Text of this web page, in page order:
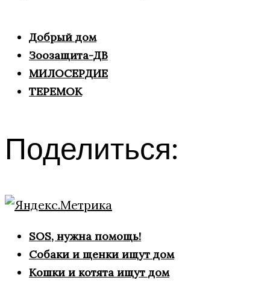
Добрый дом
Зоозащита-ДВ
МИЛОСЕРДИЕ
ТЕРЕМОК
Поделиться:
SOS, нужна помощь!
Собаки и щенки ищут дом
Кошки и котята ищут дом